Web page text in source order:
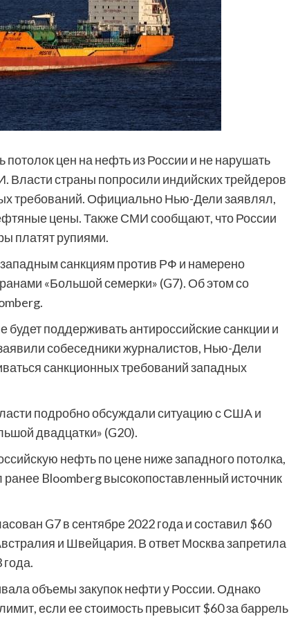
цен на нефть из России и не нарушать
Власти страны попросили индийских трейдеров
требований. Официально Нью-Дели заявлял,
цены. Также СМИ сообщают, что России
платят рупиями.
санкциям против РФ и намерено
«Большой семерки» (G7). Об этом со
поддерживать антироссийские санкции и
собеседники журналистов, Нью-Дели
санкционных требований западных
подробно обсуждали ситуацию с США и
двадцатки» (G20).
нефть по цене ниже западного потолка,
Bloomberg высокопоставленный источник
G7 в сентябре 2022 года и составил $60
и Швейцария. В ответ Москва запретила
объемы закупок нефти у России. Однако
если ее стоимость превысит $60 за баррель